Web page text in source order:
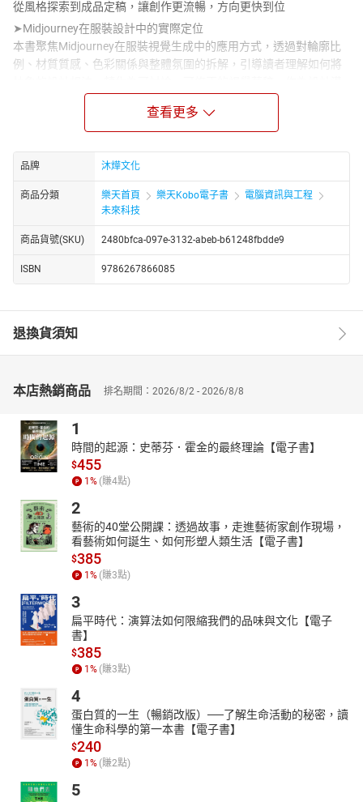
從風格探索到成品定稿，讓創作更流暢，方向更快到位
➤Midjourney在服裝設計中的實際定位
本書聚焦Midjourney在服裝視覺生成中的應用方式，透過對輪廓比
例、材質質感、色彩關係與整體氛圍的拆解，引導讀者理解如何將
通與方向確認的依據。
➤設計主導權必須被清楚保留
設計的實務結構出發，說明在使用AI生成圖像的同時，設計者如何
持續掌握版型邏輯、穿著機能、風格一致性與品牌調性，讓AI成為
輔助工具，而非主導方向的來源。
➤AI如何融入既有設計流程
書中不將AI視為獨立環節，而是回到實際的服裝設計流程，逐步分
析AI適合介入的階段，包括靈感整理、概念視覺試驗、提案溝通與
方向篩選。使AI成為協助判斷與縮短試錯時間的工具，而非增加流
程複雜度，讓設計師能在原有工作節奏中自然使用。
除了視覺生成，本書也關注AI在服裝產業中可能帶來的影響，包含
提案效率、跨部門溝通與市場應用層面的變化。透過對創作流程與
➤面對技術變動的長期設計能力
本書最終關注的並非某一項工具，而是設計者在新技術環境下的判
斷能力與調整彈性。透過對AI使用邏輯與設計思維的並行說明，協
助讀者建立可持續的工作方式，使創作不被工具限制，持續保有專
業價值與發展空間。
裝設計領域的實務應用，從需求分析、模型選擇到結果評估，建立
一套完整的專業操作邏輯。透過大量案例解析提示詞工程與風格控
制方法，協助設計師提升創作效率與表現力，適合服裝設計師、學
生、AI技術愛好者以及時尚行業從業者。
查看更多
品牌 沐燁文化
商品分類 樂天首頁 樂天Kobo電子書
電腦資訊與工程
未來科技
商品貨號(SKU) 2480bfca-097e-3132-abeb-b61248fbdde9
ISBN 9786267866085
退換貨須知
本店熱銷商品 排名期間：2026/8/2 - 2026/8/8
1
時間的起源：史蒂芬．霍金的最終理論【電子書】
$455
1 % (賺4點)
2
藝術的40堂公開課：透過故事，走進藝術家創作現場，
看藝術如何誕生、如何形塑人類生活【電子書】
$385
1 % (賺3點)
3
扁平時代：演算法如何限縮我們的品味與文化【電子
書】
$385
1 % (賺3點)
4
蛋白質的一生（暢銷改版）──了解生命活動的秘密，讀
懂生命科學的第一本書【電子書】
$240
1 % (賺2點)
5